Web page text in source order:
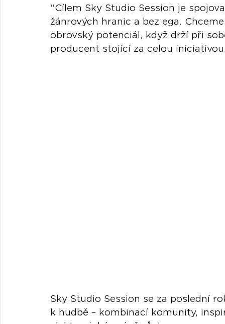
“Cílem Sky Studio Session je
žánrových hranic a bez ega.
obrovský potenciál, když drží při
producent stojící za celou
Sky Studio Session se za poslední
k hudbě – kombinací komunity,